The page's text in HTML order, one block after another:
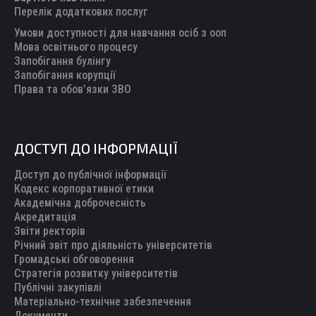
Перелік додаткових послуг
Умови доступності для навчання осіб з ооп
Мова освітнього процесу
Запобігання булінгу
Запобігання корупції
Права та обов’язки ЗВО
ДОСТУП ДО ІНФОРМАЦІЇ
Доступ до публічної інформації
Кодекс корпоративної етики
Академічна доброчесність
Акредитація
Звіти ректорів
Річний звіт про діяльність університетів
Громадські обговорення
Стратегія розвитку університетів
Публічні закупівлі
Матеріально-технічне забезпечення